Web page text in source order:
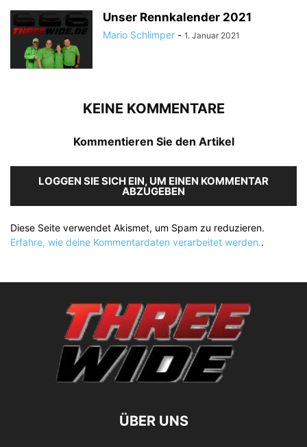
Unser Rennkalender 2021
Mario Schlimper - 1. Januar 2021
KEINE KOMMENTARE
Kommentieren Sie den Artikel
LOGGEN SIE SICH EIN, UM EINEN KOMMENTAR
ABZUGEBEN
Diese Seite verwendet Akismet, um Spam zu reduzieren.
Erfahre, wie deine Kommentardaten verarbeitet werden..
ÜBER UNS